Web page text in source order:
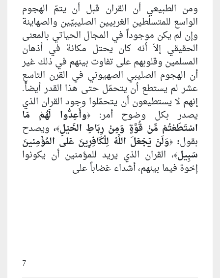
ومن الطبيعي أن القران قبل أن يتمّ الهجوم
الواسع للمتسلّطين الغربيين الصليبيّين والصهاينة
وإن لم يكن موجوداً في المجال الحياتي بالمعنى
الحقيقي إلاّ أنه كان يحتل مكانة في أذهان
المسلمين وقلوبهم على تفاوت بينهم في ذلك غير
أن الهجوم الصليبي الصهيوني في القرن التاسع
عشر لم يستطع أن يتحمّل حتى هذا القدر أيضاً.
إنهم لا يستطيعون أن يتحمّلوا وجود القران الذي
يصدر بكل وضوح أمر:﴿وأَعِدُّوا لَهُمْ مَا
اسْتَطَعْتُمْ مِّنْ قُوَّةٍ وَمِنْ رِبَاطِ الخَيْلِ﴾، ويصدح
بقول:﴿وَلَنْ يَجْعَلَ اللَّهُ لِلْكَافِرِينَ عَلى المُؤْمِنينَ
سَبِيل﴾، القران الذي يريد للمؤمنين أن يكونوا
إخوة فيما بينهم، أشداء غضاباً على
7